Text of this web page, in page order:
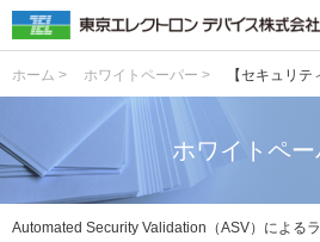
ホーム > ホワイトペーパー > 【セキュリ
ホワイトペー
Automated Security Validation（ASV）による